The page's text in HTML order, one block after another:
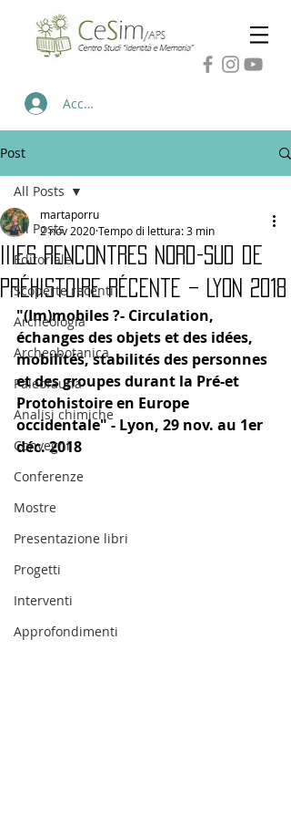
Accedi
Post
All Posts
Editoriale
Scoperte recenti
Archeologia
Archeobotanica
Paleofauna
Analisi chimiche
Convegni
Conferenze
Mostre
Presentazione libri
Progetti
Interventi
Approfondimenti
All Posts
IIIes Rencontres Nord-Sud de
Préhistoire récente – Lyon 2018
martaporru
2 nov 2020Tempo di lettura: 3 min
"(Im)mobiles ?- Circulation,
échanges des objets et des idées,
mobilités, stabilités des personnes
et des groupes durant la Pré-et
Protohistoire en Europe
occidentale" - Lyon, 29 nov. au 1er
déc. 2018